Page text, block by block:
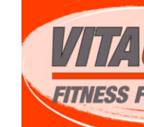
Gern
wir